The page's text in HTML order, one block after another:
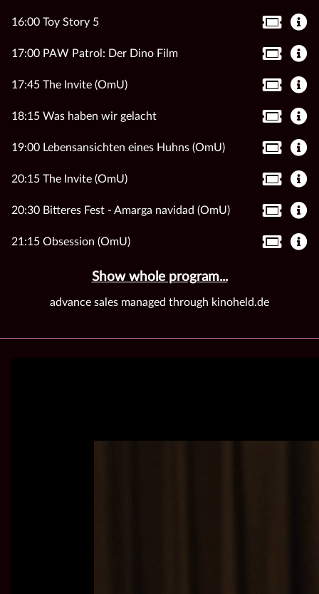
16:00 Toy Story 5
17:00 PAW Patrol: Der Dino Film
17:45 The Invite (OmU)
18:15 Was haben wir gelacht
19:00 Lebensansichten eines Huhns (OmU)
20:15 The Invite (OmU)
20:30 Bitteres Fest - Amarga navidad (OmU)
21:15 Obsession (OmU)
Show whole program...
advance sales managed through kinoheld.de